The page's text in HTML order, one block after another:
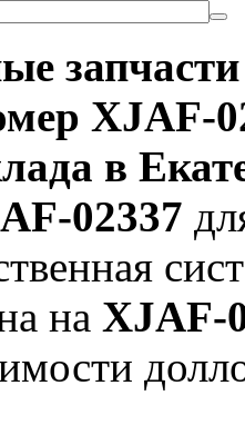
XJAF-
в
02337
на XJAF-